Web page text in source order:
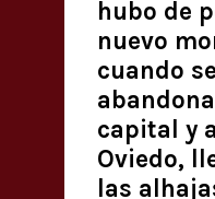
hubo de
nuevo
cuando
capital y
Oviedo,
las